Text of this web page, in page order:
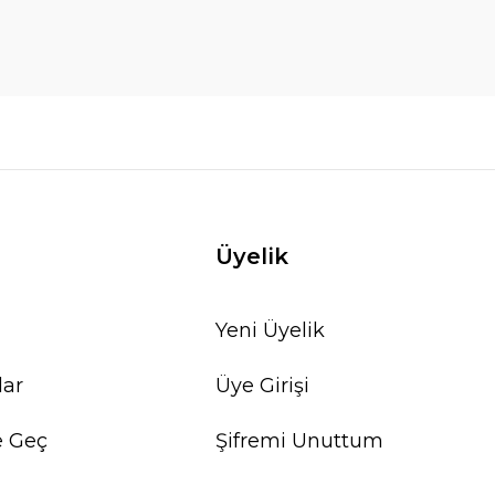
Geç
Üyelik
Yeni Üyelik
Üye Girişi
Şifremi Unuttum